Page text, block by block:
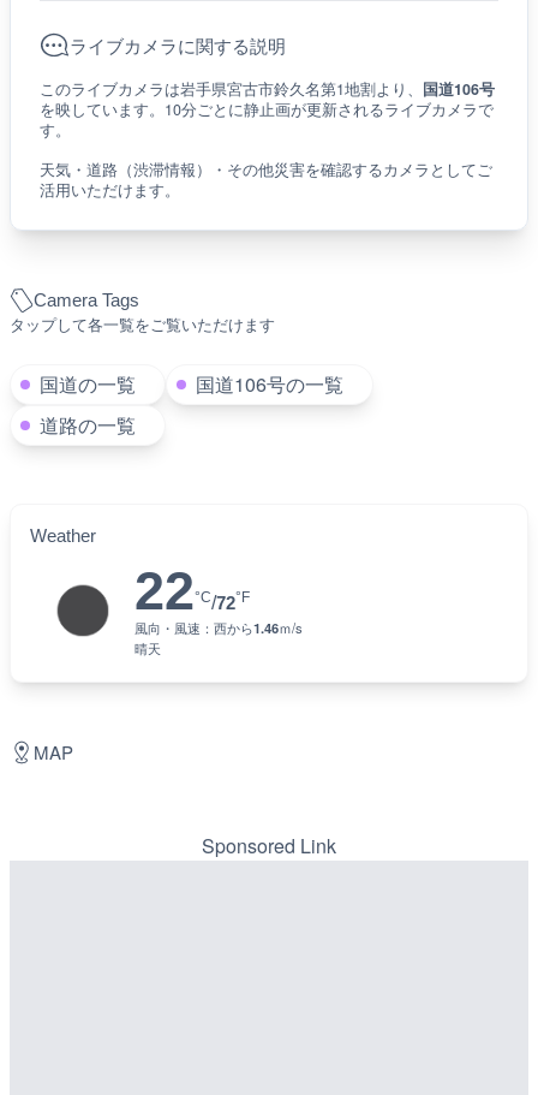
Camera Tags
タップして各一覧をご覧いただけます
国道の一覧
国道106号の一覧
道路の一覧
Weather
22°C/72°F
風向・風速： 西から1.46ｍ/s
晴天
ライブカメラに関する説明
このライブカメラは岩手県宮古市鈴久名第1地割より、 国道106号
を映しています。10分ごとに静止画が更新されるライブカメラで
す。
天気・道路（渋滞情報）・その他災害を確認するカメラとしてご
活用いただけます。
MAP
Sponsored Link